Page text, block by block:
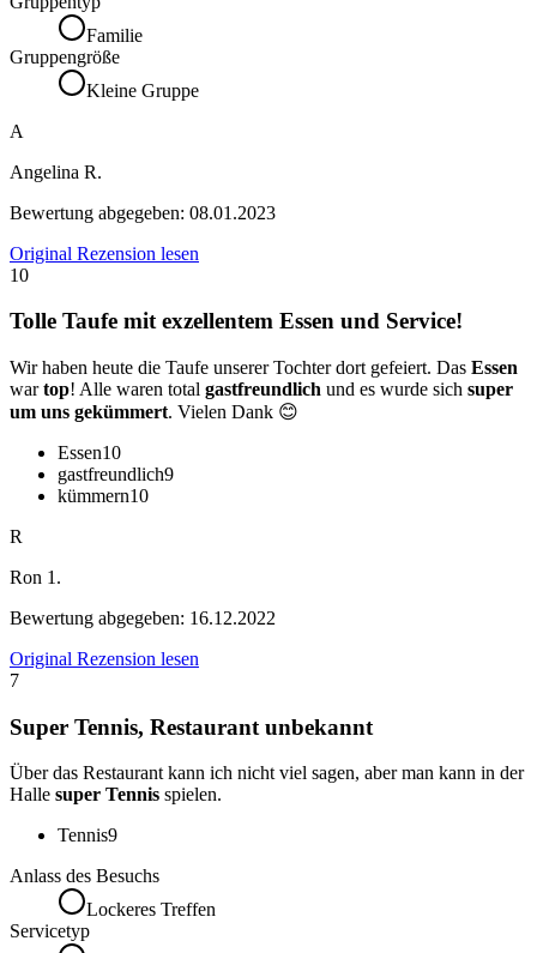
Familie
Gruppengröße
Kleine Gruppe
A
Angelina R.
Bewertung abgegeben: 08.01.2023
Original Rezension lesen
10
Tolle Taufe mit exzellentem Essen und Service!
Wir haben heute die Taufe unserer Tochter dort gefeiert. Das Essen
wartop! Alle waren total gastfreundlich und es wurde sich super
um uns gekümmert. Vielen Dank 😊
Essen10
gastfreundlich9
kümmern10
R
Ron 1.
Bewertung abgegeben: 16.12.2022
Original Rezension lesen
7
Super Tennis, Restaurant unbekannt
Über das Restaurant kann ich nicht viel sagen, aber man kann in der
Halle super Tennis spielen.
Tennis9
Anlass des Besuchs
Lockeres Treffen
Servicetyp